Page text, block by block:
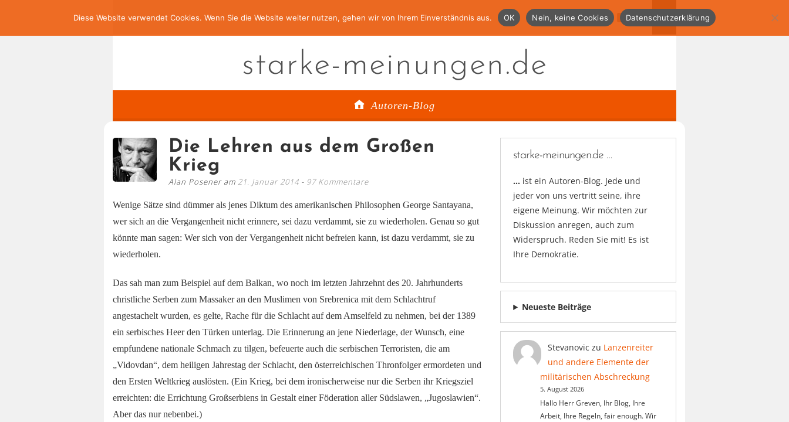
starke-meinungen.de
Autoren-Blog
Die Lehren aus dem Großen
Krieg
Alan Posener am 21. Januar 2014 97 Kommentare
Wenige Sätze sind dümmer als jenes Diktum des amerikanischen Philosophen George Santayana,
wer sich an die Vergangenheit nicht erinnere, sei dazu verdammt, sie zu wiederholen. Genau so gut
könnte man sagen: Wer sich von der Vergangenheit nicht befreien kann, ist dazu verdammt, sie zu
wiederholen.
Das sah man zum Beispiel auf dem Balkan, wo noch im letzten Jahrzehnt des 20. Jahrhunderts
christliche Serben zum Massaker an den Muslimen von Srebrenica mit dem Schlachtruf
angestachelt wurden, es gelte, Rache für die Schlacht auf dem Amselfeld zu nehmen, bei der 1389
ein serbisches Heer den Türken unterlag. Die Erinnerung an jene Niederlage, der Wunsch, eine
empfundene nationale Schmach zu tilgen, befeuerte auch die serbischen Terroristen, die am
„Vidovdan“, dem heiligen Jahrestag der Schlacht, den österreichischen Thronfolger ermordeten und
den Ersten Weltkrieg auslösten. (Ein Krieg, bei dem ironischerweise nur die Serben ihr Kriegsziel
erreichten: die Errichtung Großserbiens in Gestalt einer Föderation aller Südslawen, „Jugoslawien“.
Aber das nur nebenbei.)
starke-meinungen.de …
… ist ein Autoren-Blog. Jede und
jeder von uns vertritt seine, ihre
eigene Meinung. Wir möchten zur
Diskussion anregen, auch zum
Widerspruch. Reden Sie mit! Es ist
Ihre Demokratie.
Neueste Beiträge
Stevanovic zu Lanzenreiter
und andere Elemente der
militärischen Abschreckung
5. August 2026
Hallo Herr Greven, Ihr Blog, Ihre
Arbeit, Ihre Regeln, fair enough. Wir
Diese Website verwendet Cookies. Wenn Sie die Website weiter nutzen, gehen wir von Ihrem Einverständnis aus. OK Nein, keine Cookies Datenschutzerklärung